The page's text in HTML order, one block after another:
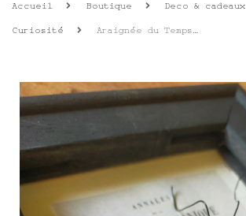
Accueil Boutique Deco & cadeaux
Curiosité Araignée du Temps…